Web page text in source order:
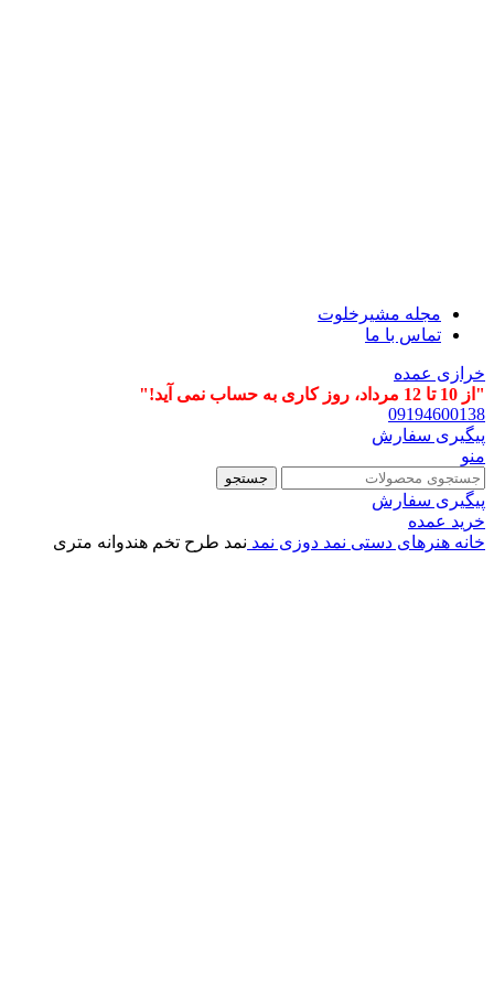
مجله مشیرخلوت
تماس با ما
خرازی عمده
"از 10 تا 12 مرداد، روز کاری به حساب نمی آید!"
09194600138
پیگیری سفارش
منو
جستجو
پیگیری سفارش
خرید عمده
خانه هنرهای دستی نمد دوزی نمد نمد طرح تخم هندوانه متری